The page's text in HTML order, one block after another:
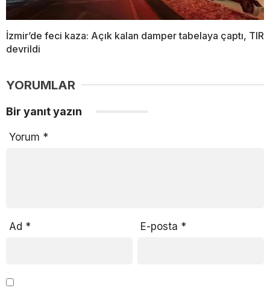
İzmir’de feci kaza: Açık kalan damper tabelaya çaptı, TIR
devrildi
YORUMLAR
Bir yanıt yazın
Yorum *
Ad * E-posta *